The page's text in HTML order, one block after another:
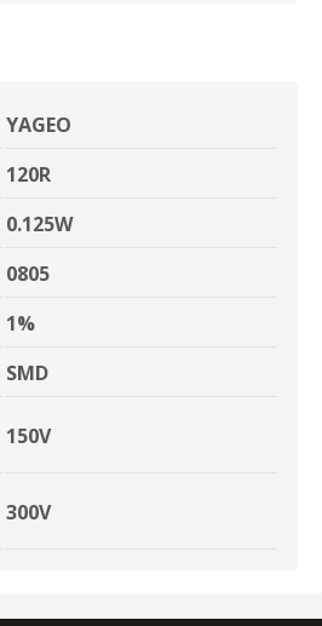
YAGEO
120R
0.125W
0805
1%
SMD
150V
300V